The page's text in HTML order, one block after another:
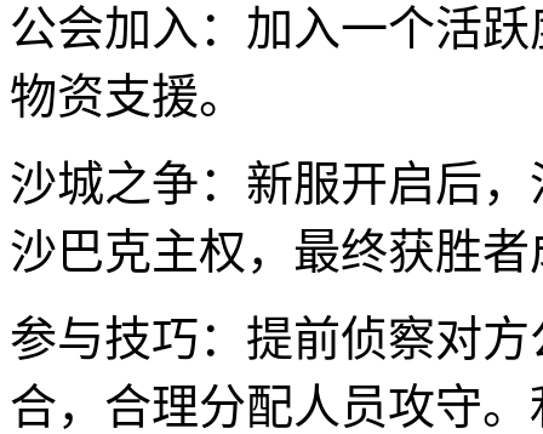
公会加入：加入一个活
物资支援。
沙城之争：新服开启后
沙巴克主权，最终获胜
参与技巧：提前侦察对
合，合理分配人员攻守